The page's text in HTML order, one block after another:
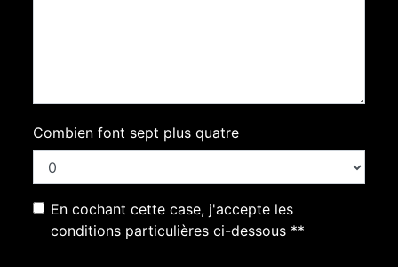
Combien font sept plus quatre
En cochant cette case, j'accepte les
conditions particulières ci-dessous **